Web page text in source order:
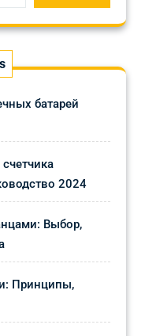
батарей
2024
Выбор,
Принципы,